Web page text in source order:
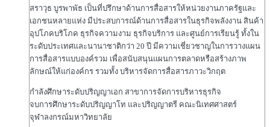
สราวุ​ธ บูรพาพัธ เป็นที่ปรึกษาด้านการสื่อสารให้หน่วยงานภาครัฐและ
เอกชนหลายแห่ง มีประสบการณ์ด้านการสื่อสารในธุรกิจพลังงาน สินค้า
อุปโภคบริโภค ธุรกิจความงาม ธุรกิจบริการ และศูนย์การเรียนรู้ ทั้งใน
ระดับประเทศและนานาชาติกว่า 20 ปี มีความเชี่ยวชาญในการวางแผน
การสื่อสารแบบองค์รวม เพื่อสนับสนุนแผนการตลาดหรือสร้างภาพ
ลักษณ์ให้แก่องค์กร รวมทั้ง บริหารจัดการสื่อสารภาวะวิกฤต
กำลังศึกษาระดับปริญญาเอก สาขาการจัดการบริหารธุรกิจ
จบการศึกษาระดับปริญญาโท และปริญญาตรี คณะนิเทศศาสตร์
จุฬาลงกรณ์มหาวิทยาลัย